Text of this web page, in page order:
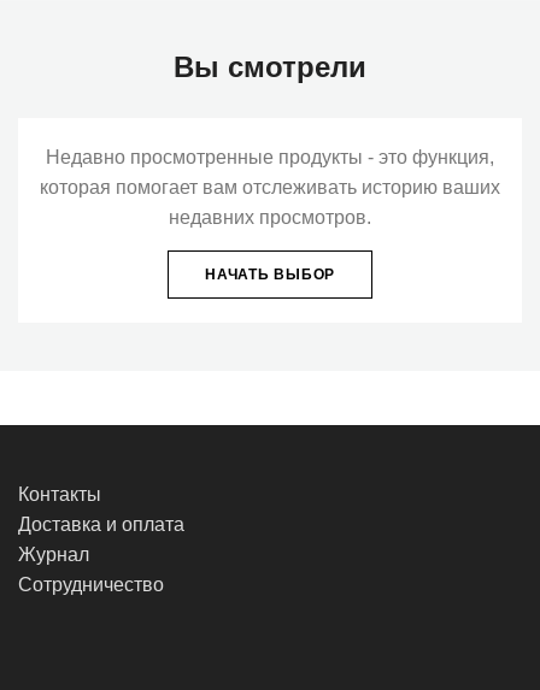
Вы смотрели
Недавно просмотренные продукты - это функция,
которая помогает вам отслеживать историю ваших
недавних просмотров.
НАЧАТЬ ВЫБОР
Контакты
Доставка и оплата
Журнал
Сотрудничество